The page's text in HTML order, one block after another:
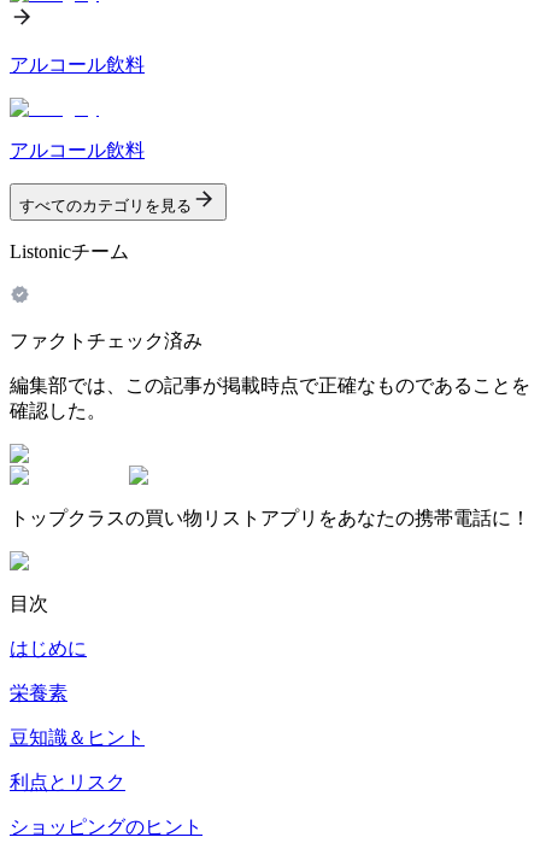
アルコール飲料
アルコール飲料
すべてのカテゴリを見る
Listonicチーム
ファクトチェック済み
編集部では、この記事が掲載時点で正確なものであることを
確認した。
トップクラスの買い物リストアプリをあなたの携帯電話に！
目次
はじめに
栄養素
豆知識＆ヒント
利点とリスク
ショッピングのヒント